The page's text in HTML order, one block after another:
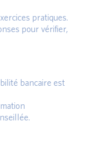
pratiques.
pour vérifier,
bancaire est